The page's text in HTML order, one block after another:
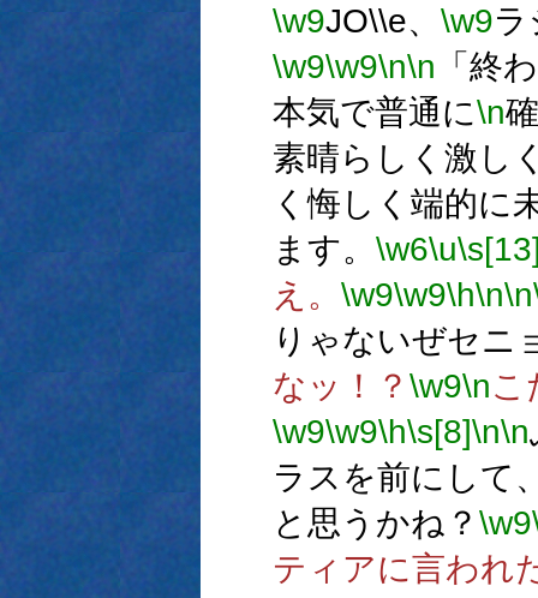
\w9JO\\e、 \w9ラ
\w9\w9\n\n 「終
本気で普通に\n
素晴らしく激し
く悔しく端的に
ます。 \w6\u
え。 \w9\w9\h\n\n
りゃないぜセニ
なッ！？ \w9\nこ
\w9\w9\h\s[8]\n\n
ラスを前にして
と思うかね？ \w9
ティアに言われ